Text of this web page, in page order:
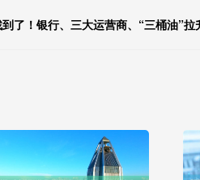
了！银行、三大运营商、“三桶油”拉